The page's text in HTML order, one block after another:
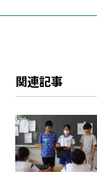
関連記事